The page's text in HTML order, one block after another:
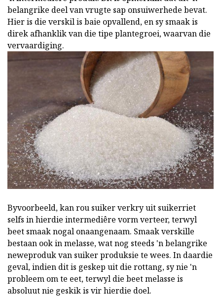
belangrike deel van vrugte sap onsuiwerhede bevat.
Hier is die verskil is baie opvallend, en sy smaak is
direk afhanklik van die tipe plantegroei, waarvan die
vervaardiging.
Byvoorbeeld, kan rou suiker verkry uit suikerriet
selfs in hierdie intermediêre vorm verteer, terwyl
beet smaak nogal onaangenaam. Smaak verskille
bestaan ook in melasse, wat nog steeds 'n belangrike
neweproduk van suiker produksie te wees. In daardie
geval, indien dit is geskep uit die rottang, sy nie 'n
probleem om te eet, terwyl die beet melasse is
absoluut nie geskik is vir hierdie doel.